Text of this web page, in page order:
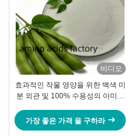
비디오
효과적인 작물 영양을 위한 백색 미
분 외관 및 100% 수용성의 아미노
가장 좋은 가격 을 구하라